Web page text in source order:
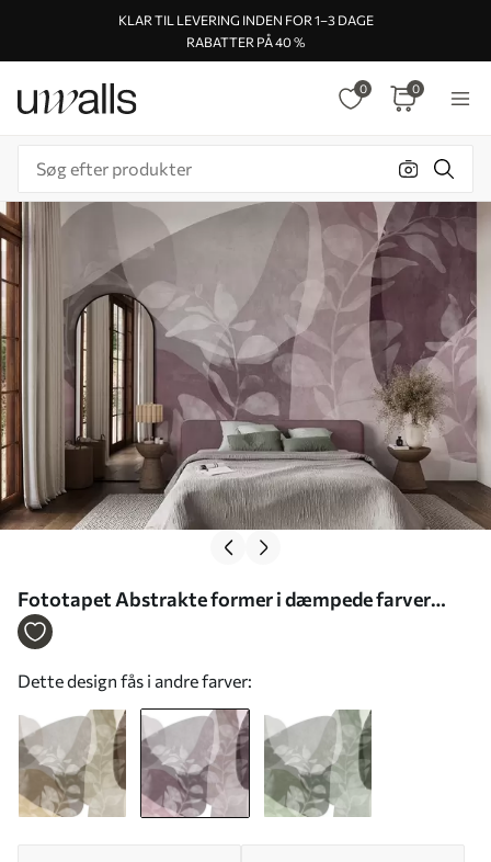
KLAR TIL LEVERING INDEN FOR 1–3 DAGE
RABATTER PÅ 40 %
0 0
Fototapet Abstrakte former i dæmpede farver
blander sig med gennemsigtige botaniske
Dette design fås i andre farver: